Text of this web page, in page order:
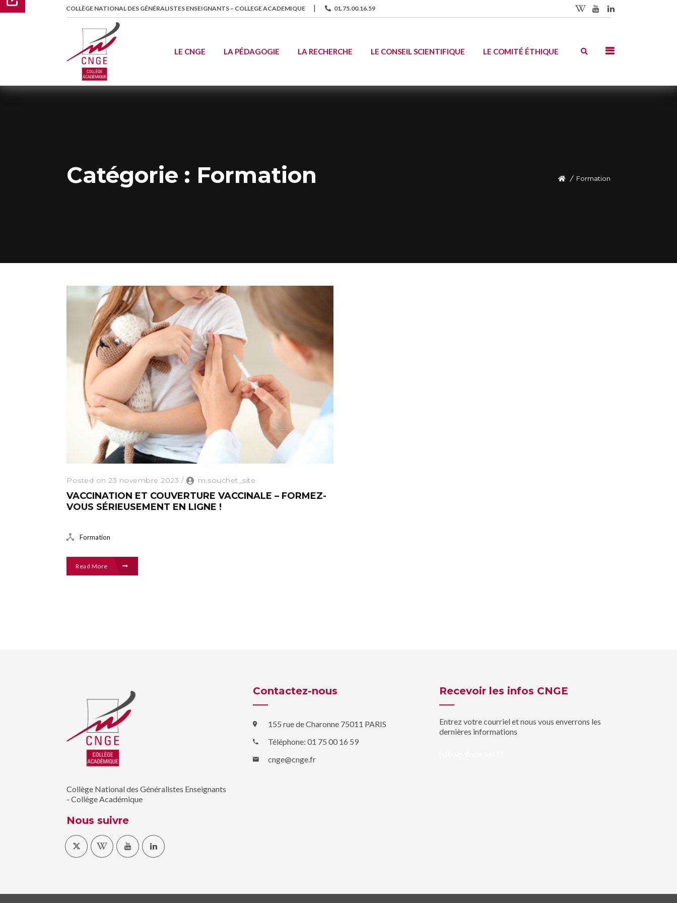
COLLÈGE NATIONAL DES GÉNÉRALISTES ENSEIGNANTS – COLLEGE ACADEMIQUE 01.75.00.16.59
LE CNGE LA PÉDAGOGIE LA RECHERCHE LE CONSEIL SCIENTIFIQUE LE COMITÉ ÉTHIQUE
Formation
Catégorie : Formation
Posted on 23 novembre 2023 / m.souchet_site
VACCINATION ET COUVERTURE VACCINALE – FORMEZ-
VOUS SÉRIEUSEMENT EN LIGNE !
Formation
Read More
Collège National des Généralistes Enseignants
- Collège Académique
Nous suivre
Contactez-nous
155 rue de Charonne 75011 PARIS
Téléphone: 01 75 00 16 59
cnge@cnge.fr
Recevoir les infos CNGE
Entrez votre courriel et nous vous enverrons les
dernières informations